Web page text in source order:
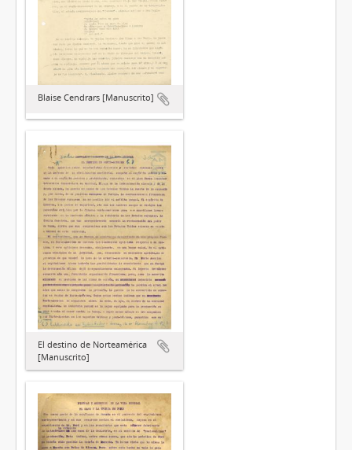
Blaise Cendrars [Manuscrito]
El destino de Norteamérica
[Manuscrito]